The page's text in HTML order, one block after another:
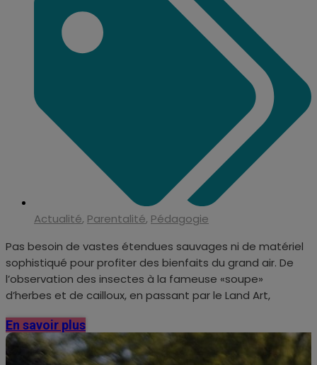
Actualité, Parentalité, Pédagogie
Pas besoin de vastes étendues sauvages ni de matériel
sophistiqué pour profiter des bienfaits du grand air. De
l’observation des insectes à la fameuse «soupe»
d’herbes et de cailloux, en passant par le Land Art,
En savoir plus